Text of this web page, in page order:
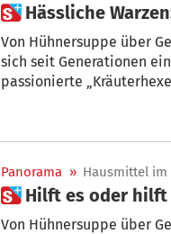
 Hässliche
Von Hühnersuppe über
sich seit Generationen
passionierte
Panorama » Hausmittel im
 Hilft es oder
Von Hühnersuppe über